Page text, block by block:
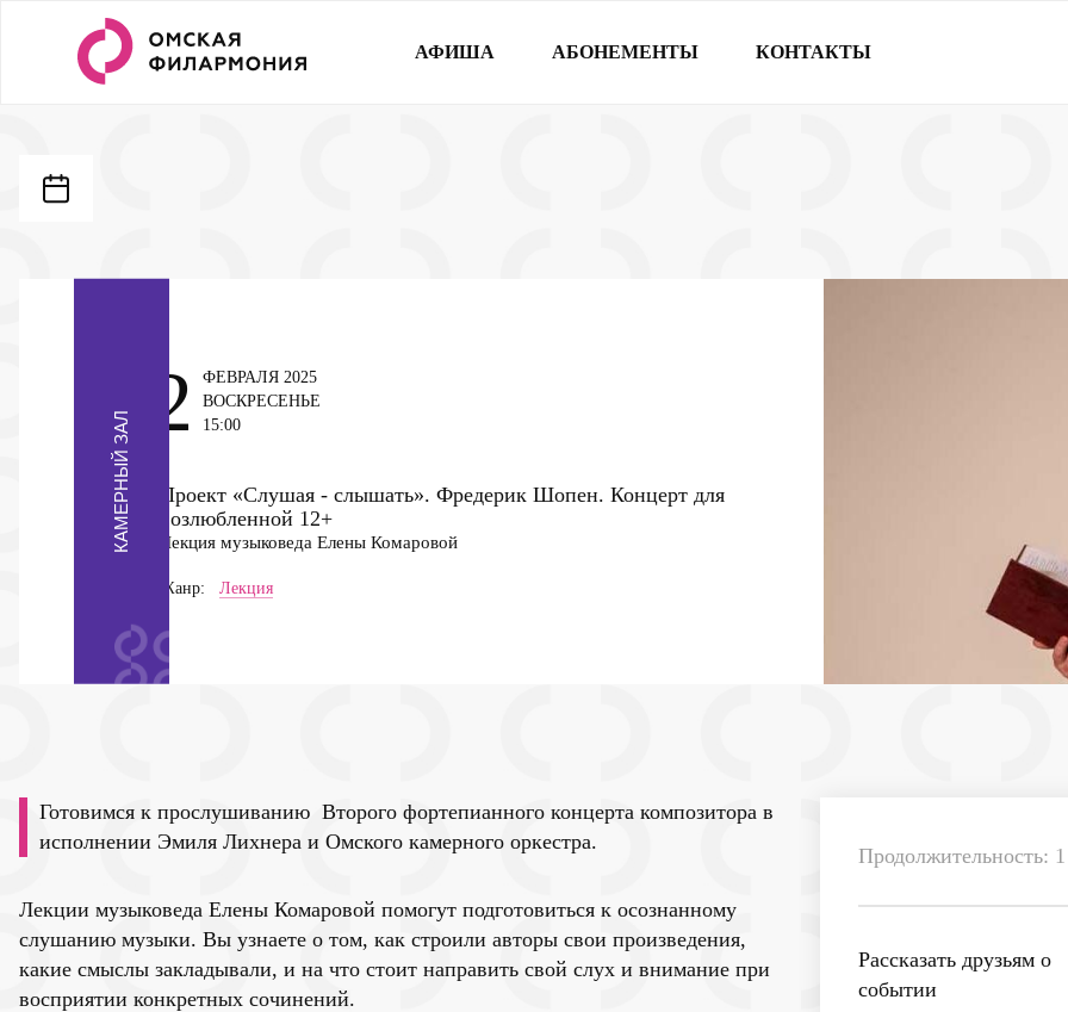
АФИША АБОНЕМЕНТЫ КОНТАКТЫ
КАМЕРНЫЙ ЗАЛ
Проект «Слушая - слышать». Фредерик Шопен. Концерт для
возлюбленной 12+
Лекция музыковеда Елены Комаровой
Жанр: Лекция
2
ФЕВРАЛЯ 2025
ВОСКРЕСЕНЬЕ
15:00
Готовимся к прослушиванию Второго фортепианного концерта композитора в
исполнении Эмиля Лихнера и Омского камерного оркестра.
Лекции музыковеда Елены Комаровой помогут подготовиться к осознанному
слушанию музыки. Вы узнаете о том, как строили авторы свои произведения,
какие смыслы закладывали, и на что стоит направить свой слух и внимание при
восприятии конкретных сочинений.
Продолжительность:
Рассказать друзьям о
событии